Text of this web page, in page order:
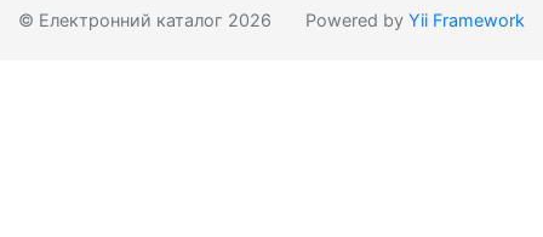
© Електронний каталог 2026 Powered by Yii Framework